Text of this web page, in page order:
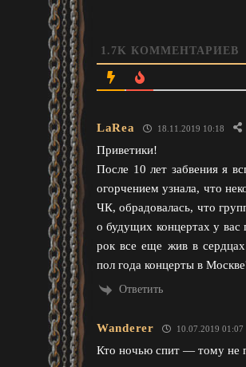
1.7K КОММЕНТАРИЕВ
LaRea 18.11.2019 10:18
Приветики!
После 10 лет забвения я
огорчением узнала, что
ЧК, обрадовалась, что
о будущих концертах у вас
рок все еще жив в
пол года концерты в
Ответить
Wanderer 10.07.2019 01:07
Кто ночью спит — тому не